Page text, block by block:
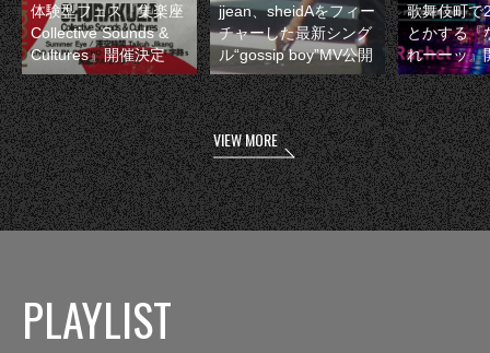
体験型フェス『集楽座
Collective Sounds &
Cultures』開催決定
jjean、sheidAをフィー
チャーした最新シング
ル“gossip boy”MV公開
歌舞伎町で
とかする『
れーーッ』
VIEW MORE
PLAYLIST